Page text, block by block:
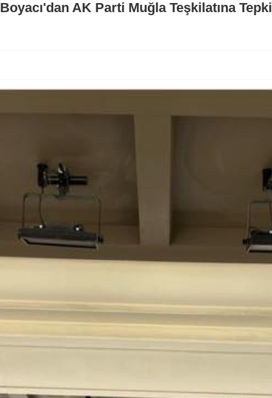
AK Parti Muğla Teşkilatına Tepki